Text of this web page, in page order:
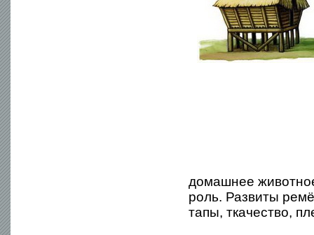
домашнее
роль. Развиты
тапы, ткачество,